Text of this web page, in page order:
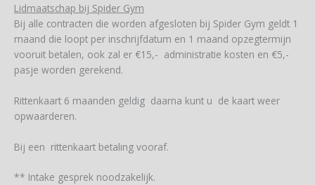
Lidmaatschap bij Spider Gym
Bij alle contracten die worden afgesloten bij Spider Gym geldt 1
maand die loopt per inschrijfdatum en 1 maand opzegtermijn
vooruit betalen, ook zal er €15,- administratie kosten en €5,-
pasje worden gerekend.
Rittenkaart 6 maanden geldig daarna kunt u de kaart weer
opwaarderen.
Bij een rittenkaart betaling vooraf.
** Intake gesprek noodzakelijk.